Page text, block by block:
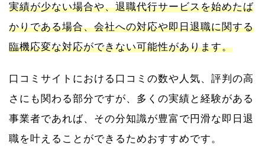
実績が少ない場合や、退職代行サービスを始めたば
かりである場合、会社への対応や即日退職に関する
臨機応変な対応ができない可能性があります。
口コミサイトにおける口コミの数や人気、評判の高
さにも関わる部分ですが、多くの実績と経験がある
事業者であれば、その分知識が豊富で円滑な即日退
職を叶えることができるためおすすめです。